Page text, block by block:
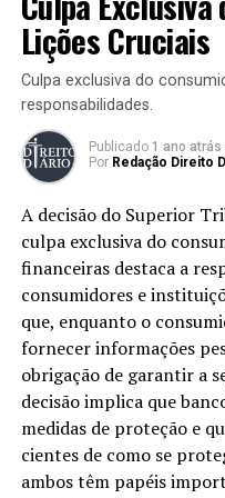
Defesa do Consumidor
Consequências
Excessivas
As abordagens
Se um consumidor se
pode buscar reparação
sobre o
ambiente seguro e
Direito do
Direito do
Odireito do
de compras e se aplica
incluindo
garantias legais que
os hospitais não
profissionais, mas
integridade do
A situação de erro
questionamentos sobre a
profissionais da saúde e
recente levantou a
lide, onde o hospital
pelos atos de seus
complexa que envolve a
pacientes, analisando se
denunciar médicos por
atendimento.
Introdução ao
No Brasil, questões de
Lições Cruciais
Culpa exclusiva do
responsabilidades.
Publicado 1 ano atrás
Por Redação Direito
A decisão do Superior
culpa exclusiva do
financeiras destaca a
consumidores e
que, enquanto o
fornecer informações
obrigação de garantir a
decisão implica que
medidas de proteção e
cientes de como se
ambos têm papéis